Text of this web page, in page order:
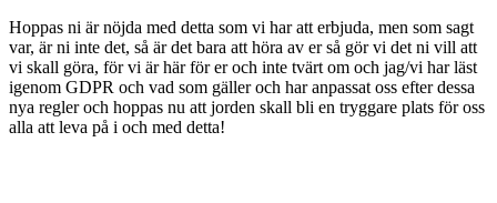
Hoppas ni är nöjda med detta som vi har att erbjuda, men som sagt
var, är ni inte det, så är det bara att höra av er så gör vi det ni vill att
vi skall göra, för vi är här för er och inte tvärt om och jag/vi har läst
igenom GDPR och vad som gäller och har anpassat oss efter dessa
nya regler och hoppas nu att jorden skall bli en tryggare plats för oss
alla att leva på i och med detta!